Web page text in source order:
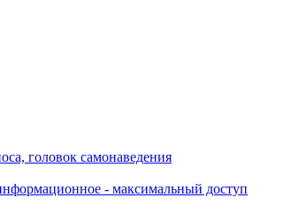
головок самонаведения
- максимальный доступ